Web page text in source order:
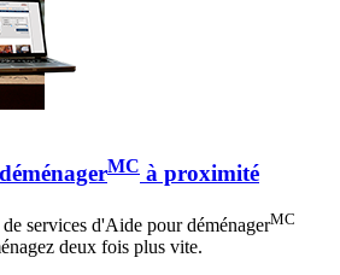
MC à proximité
services d'Aide pour déménagerMC
deux fois plus vite.